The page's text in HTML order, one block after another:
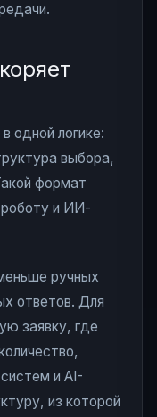
одной логике:
выбора,
формат
роботу и ИИ-
ручных
ответов. Для
заявку, где
и AI-
из которой